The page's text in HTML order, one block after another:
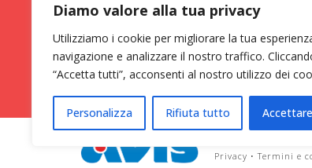
Diamo valore alla tua privacy
Utilizziamo i cookie per migliorare la tua
navigazione e analizzare il nostro traffico.
“Accetta tutti”, acconsenti al nostro utilizzo dei
Personalizza Rifiuta tutto
ASSOCIAZIONE
Privacy •Termini e